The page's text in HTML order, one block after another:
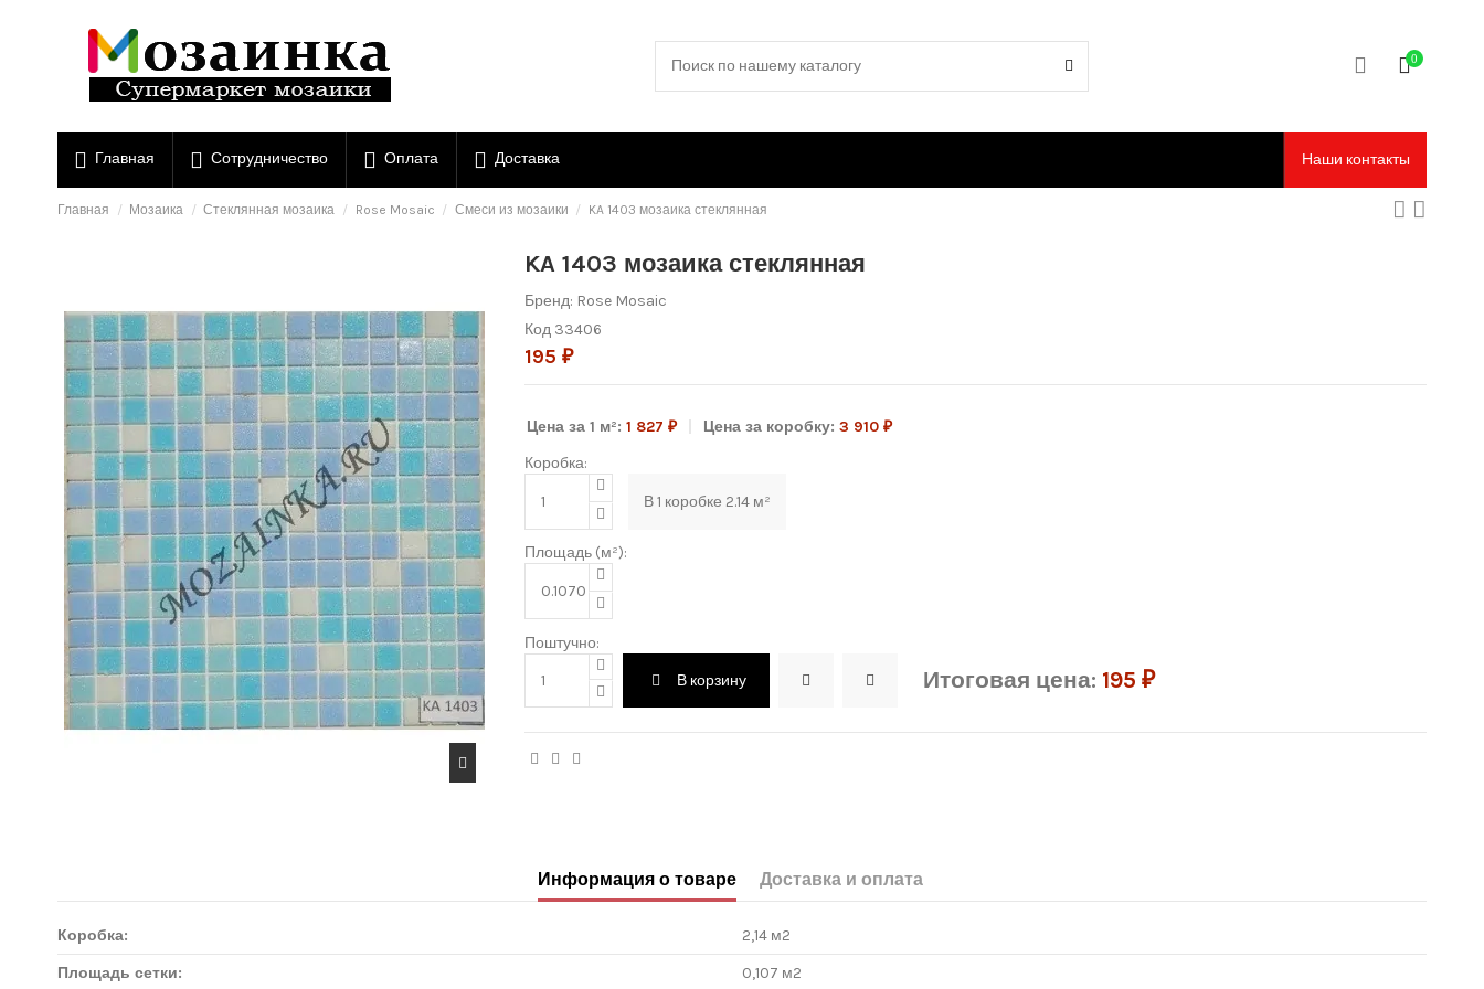
0
Главная Сотрудничество Оплата Наши контакты
Доставка
Главная Мозаика Стеклянная мозаика Rose Mosaic Смеси из мозаики KA 1403 мозаика стеклянная
KA 1403 мозаика стеклянная
Бренд: Rose Mosaic
Код 33406
195 ₽
Цена за 1 м²: 1 827 ₽ Цена за коробку:3 910 ₽
Коробка:
В1 коробке 2.14 м²
Площадь (м²):
Поштучно:
В корзину
Итоговая цена: 195 ₽
Информация о товаре Доставка и оплата
Коробка:
2,14 м2
Площадь сетки:
0,107 м2